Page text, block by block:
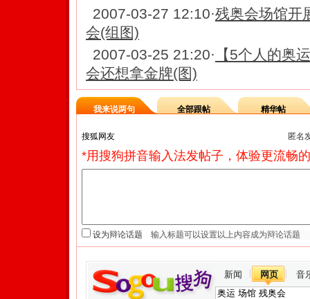
2007-03-27 12:10·残奥会场馆开
会(组图)
2007-03-25 21:20· 【5个人的
会还想拿金牌(图)
我来说两句 全部跟帖 精华帖
匿名
*用搜狗拼音输入法发帖子，体验更流畅
设为辩论话题
新闻 网页 音